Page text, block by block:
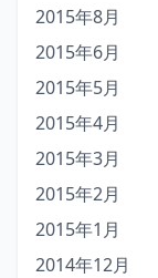
2015年8月
2015年6月
2015年5月
2015年4月
2015年3月
2015年2月
2015年1月
2014年12月